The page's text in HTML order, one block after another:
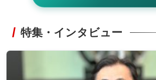
特集・インタビュー